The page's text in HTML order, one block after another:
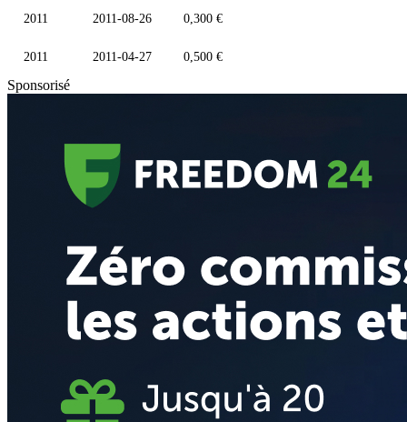
2011 2011-08-26 0,300 €
2011 2011-04-27 0,500 €
Sponsorisé